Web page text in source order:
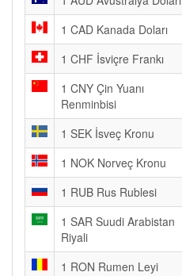
1 CAD Kanada Doları
1 CHF İsviçre Frankı
1 CNY Çin Yuanı
Renminbisi
1 SEK İsveç Kronu
1 NOK Norveç Kronu
1 RUB Rus Rublesi
1 SAR Suudi Arabistan
Riyali
1 RON Rumen Leyi